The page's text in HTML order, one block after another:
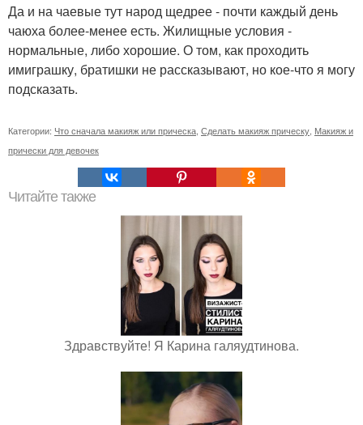
Да и на чаевые тут народ щедрее - почти каждый день
чаюха более-менее есть. Жилищные условия -
нормальные, либо хорошие. О том, как проходить
имиграшку, братишки не рассказывают, но кое-что я могу
подсказать.
Категории: Что сначала макияж или прическа Сделать макияж прическу Макияж и
прически для девочек
Читайте также
Здравствуйте! Я Карина галяудтинова.